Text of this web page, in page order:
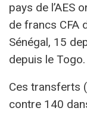
pays de l’AES
de francs CFA
Sénégal, 15
depuis le Togo.
Ces transferts
contre 140